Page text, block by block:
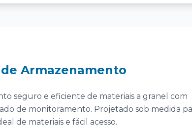
Armazenamento
seguro e eficiente de materiais a granel com
de monitoramento. Projetado sob medida
de materiais e fácil acesso.